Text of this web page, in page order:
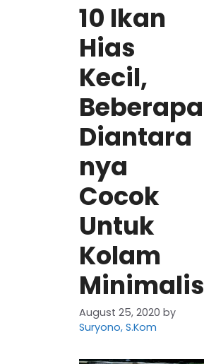
10 Ikan
Hias
Kecil,
Beberapa
Diantara
nya
Cocok
Untuk
Kolam
Minimalis
August 25, 2020 by
Suryono, S.Kom